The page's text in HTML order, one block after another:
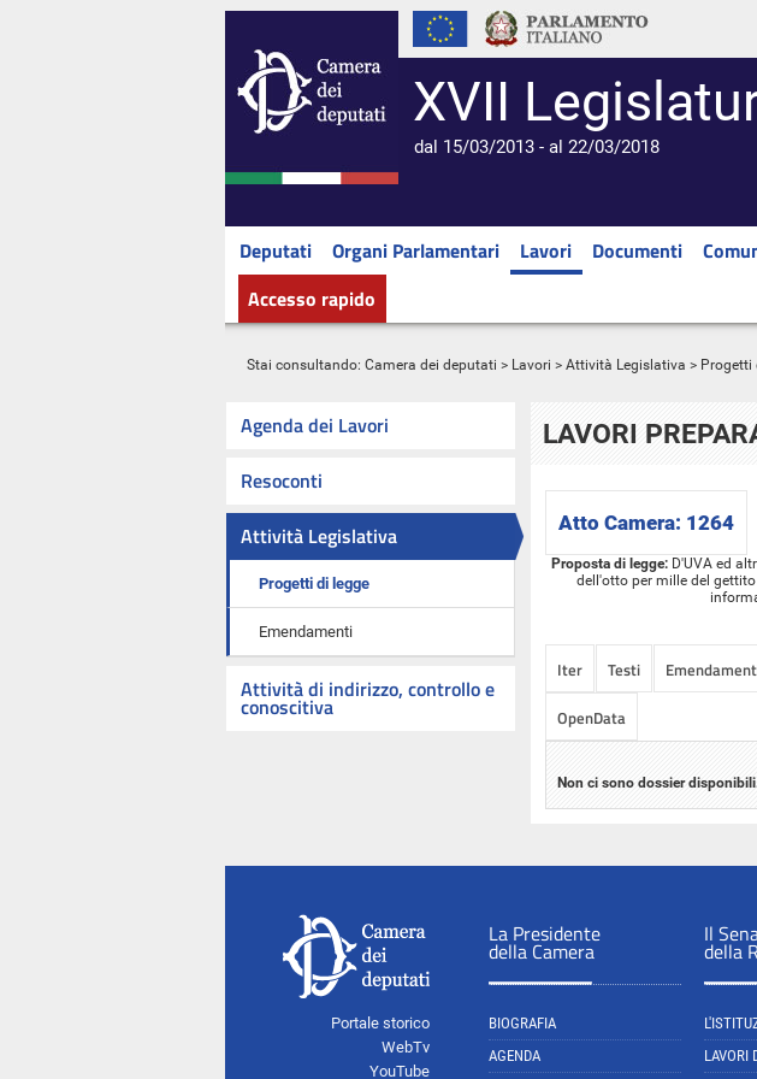
XVII
dal 15/03/2013 - al 22/03/2018
Deputati Organi Parlamentari Lavori Documenti
Accesso rapido
Stai consultando: Camera dei deputati > Lavori > Attività Legislativa > Progetti
Agenda dei Lavori
Resoconti
Attività Legislativa
Progetti di legge
Emendamenti
Attività di indirizzo, controllo e
conoscitiva
LAVORI
Atto Camera: 1264
Proposta di legge:D'UVA ed
dell'otto per mille del
Iter Testi
OpenData
Non ci sono dossier
Portale storico
WebTv
YouTube
La Presidente
della Camera
BIOGRAFIA
AGENDA
Il
della
LAVORI